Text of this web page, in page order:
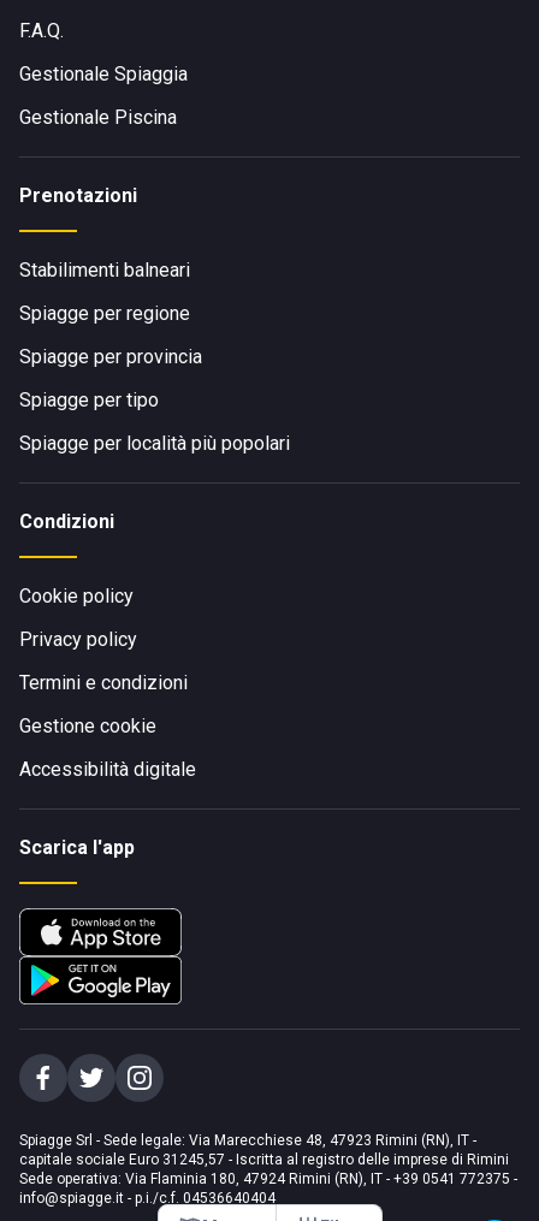
F.A.Q.
Gestionale Spiaggia
Gestionale Piscina
Prenotazioni
Stabilimenti balneari
Spiagge per regione
Spiagge per provincia
Spiagge per tipo
Spiagge per località più popolari
Condizioni
Cookie policy
Privacy policy
Termini e condizioni
Gestione cookie
Accessibilità digitale
Scarica l'app
Spiagge Srl - Sede legale: Via Marecchiese 48, 47923 Rimini (RN), IT -
capitale sociale Euro 31245,57 - Iscritta al registro delle imprese di Rimini
Sede operativa: Via Flaminia 180, 47924 Rimini (RN), IT - +39 0541 772375 -
info@spiagge.it - p.i./c.f. 04536640404